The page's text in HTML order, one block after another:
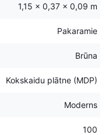
1,15 × 0,37 × 0,09 m
Pakaramie
Brūna
Kokskaidu plātne (MDP)
Moderns
100